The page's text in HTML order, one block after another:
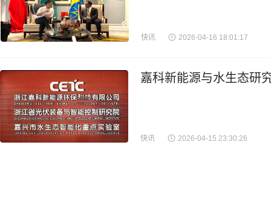
快讯 2026-04-16 18:01:17
嘉科新能源与水生态研
快讯 2026-04-15 23:30:26